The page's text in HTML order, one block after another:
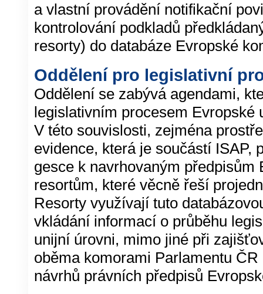
a vlastní provádění notifikační
kontrolování podkladů
resorty) do databáze Evropské
Oddělení pro legislativní
Oddělení se zabývá agendami,
legislativním procesem Evropské
V této souvislosti, zejména
evidence, která je součástí ISAP,
gesce k navrhovaným předpisům
resortům, které věcně řeší
Resorty využívají tuto
vkládání informací o průběhu
unijní úrovni, mimo jiné při
oběma komorami Parlamentu
návrhů právních předpisů